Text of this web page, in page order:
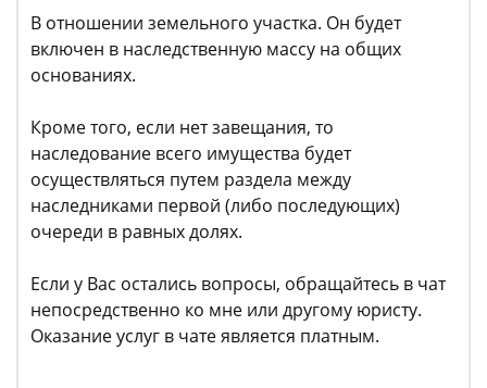
В отношении земельного участка. Он будет
включен в наследственную массу на общих
основаниях.
Кроме того, если нет завещания, то
наследование всего имущества будет
осуществляться путем раздела между
наследниками первой (либо последующих)
очереди в равных долях.
Если у Вас остались вопросы, обращайтесь в чат
непосредственно ко мне или другому юристу.
Оказание услуг в чате является платным.